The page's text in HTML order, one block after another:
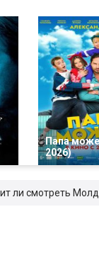
Папа
2026)
ли смотреть